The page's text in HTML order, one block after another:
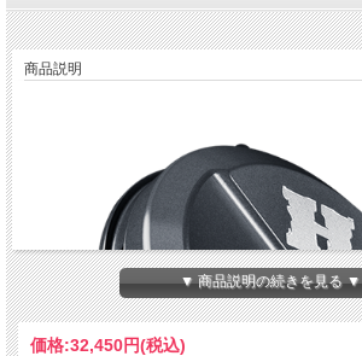
商品説明
▼ 商品説明の続きを見る ▼
価格:32,450円(税込)